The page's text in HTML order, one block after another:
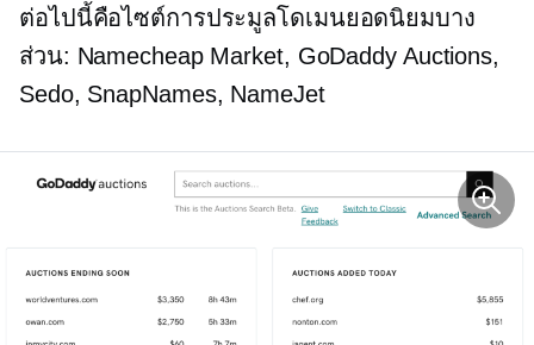
ต่อไปนี้คือไซต์การประมูลโดเมนยอดนิยมบาง
ส่วน: Namecheap Market, GoDaddy Auctions,
Sedo, SnapNames, NameJet